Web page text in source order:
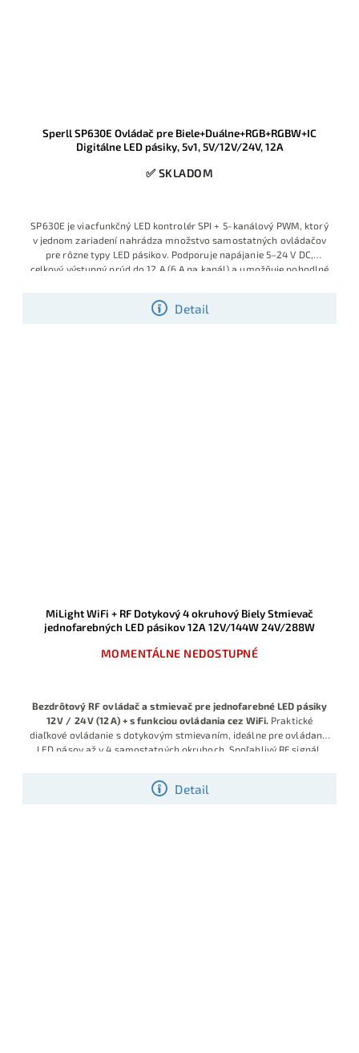
Sperll SP630E Ovládač pre Biele+Duálne+RGB+RGBW+IC
Digitálne LED pásiky, 5v1, 5V/12V/24V, 12A
✅ SKLADOM
Detail
SP630E je viacfunkčný LED kontrolér SPI + 5‑kanálový PWM, ktorý
v jednom zariadení nahrádza množstvo samostatných ovládačov
pre rôzne typy LED pásikov. Podporuje napájanie 5–24 V DC,
celkový výstupný prúd do 12 A (6 A na kanál) a umožňuje pohodlné
diaľkové ovládače a nástenné panely
MiLight WiFi + RF Dotykový 4 okruhový Biely Stmievač
jednofarebných LED pásikov 12A 12V/144W 24V/288W
MOMENTÁLNE NEDOSTUPNÉ
Detail
Bezdrôtový RF ovládač a stmievač pre jednofarebné LED pásiky
12 V / 24 V (12 A) + s funkciou ovládania cez WiFi. Praktické
diaľkové ovládanie s dotykovým stmievaním, ideálne pre ovládanie
LED pásov až v 4 samostatných okruhoch. Spoľahlivý RF signál,